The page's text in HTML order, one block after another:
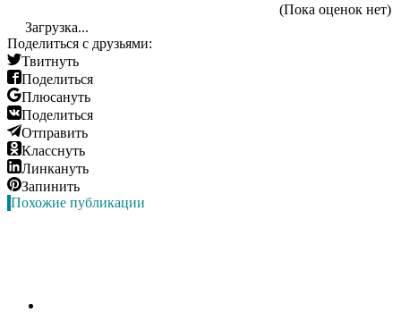
(Пока оценок нет)
Загрузка...
Поделиться с друзьями:
Твитнуть
Поделиться
Плюсануть
Поделиться
Отправить
Класснуть
Линкануть
Запинить
Похожие публикации